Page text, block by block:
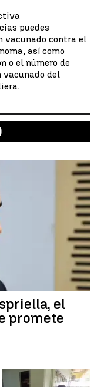
puedes
vacunado contra el
así como
o el número de
vacunado del
el
promete